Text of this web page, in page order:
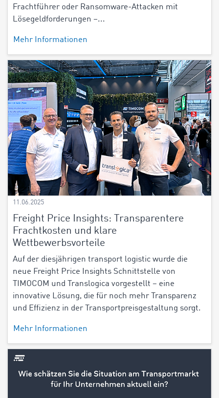
Frachtführer oder Ransomware-Attacken mit
Lösegeldforderungen –...
Mehr Informationen
11.06.2025
Freight Price Insights: Transparentere
Frachtkosten und klare
Wettbewerbsvorteile
Auf der diesjährigen transport logistic wurde die
neue Freight Price Insights Schnittstelle von
TIMOCOM und Translogica vorgestellt – eine
innovative Lösung, die für noch mehr Transparenz
und Effizienz in der Transportpreisgestaltung sorgt.
Mehr Informationen